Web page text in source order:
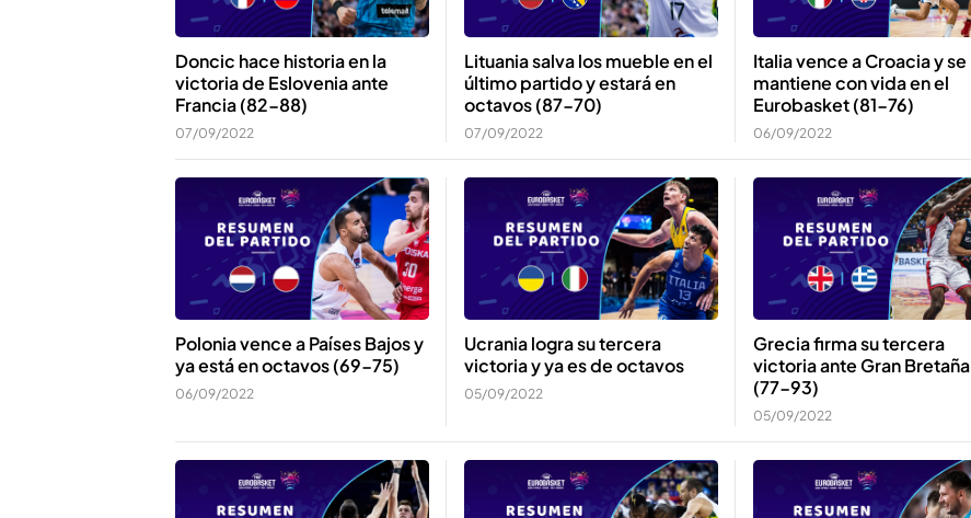
Doncic hace historia en la
victoria de Eslovenia ante
Francia (82-88)
07/09/2022
Lituania salva los mueble en el
último partido y estará en
octavos (87-70)
07/09/2022
Italia vence a Croacia y se
mantiene con vida en el
Eurobasket (81-76)
06/09/2022
Polonia vence a Países Bajos y
ya está en octavos (69-75)
06/09/2022
Ucrania logra su tercera
victoria y ya es de octavos
05/09/2022
Grecia firma su tercera
victoria ante Gran Bretaña
(77-93)
05/09/2022